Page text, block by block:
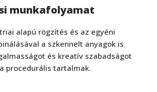
munkafolyamat
alapú rögzítés és az egyéni
a szkennelt anyagok is
és kreatív szabadságot
procedurális tartalmak.